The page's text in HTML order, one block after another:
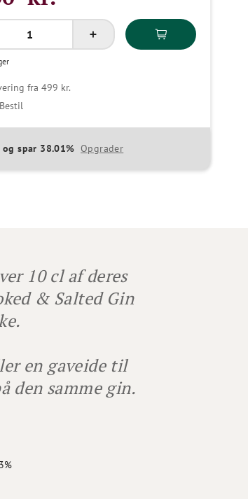
fra 499 kr.
spar 38.01% Opgrader
10 cl af deres
& Salted Gin
en gaveide til
den samme gin.